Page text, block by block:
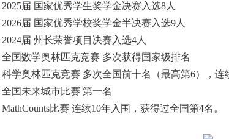
2025届 国家优秀学生奖学金决赛入选8人
2026届 国家优秀学校奖学金半决赛入选9人
2024届 州长荣誉项目决赛入选4人
全国数学奥林匹克竞赛 多次获得国家级排名
科学奥林匹克竞赛 多次全国前十名（最高第6），连
全国未来城市比赛 第一名
MathCounts比赛 连续10年入围，获得过全国第4名 。